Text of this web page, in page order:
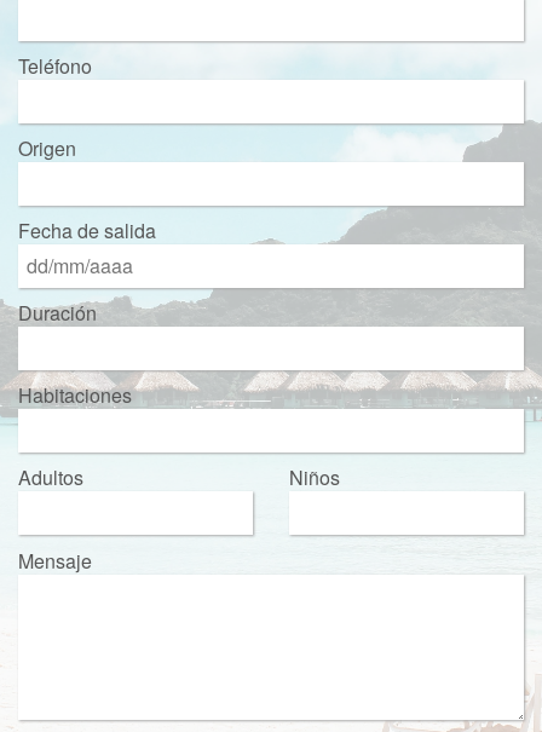
Teléfono
Origen
Fecha de salida
Duración
Habitaciones
Adultos Niños
Mensaje